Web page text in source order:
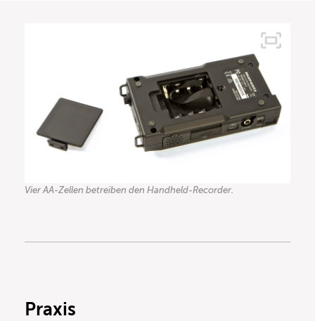
Vier AA-Zellen betreiben den Handheld-Recorder.
Praxis